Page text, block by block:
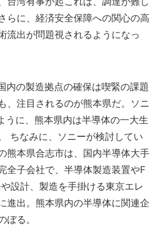
らに、経済安全保障への関心の高
流出が問題視されるようになっ
内の製造拠点の確保は喫緊の課題
、注目されるのが熊本県だ。ソニ
うに、熊本県内は半導体の一大生
ちなみに、ソニーが検討してい
熊本県合志市は、国内半導体大手
全子会社で、半導体製造装置やF
設計、製造を手掛ける東京エレ
進出。熊本県内の半導体に関連企
る。